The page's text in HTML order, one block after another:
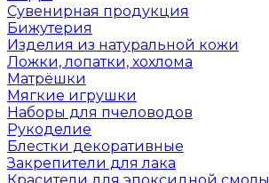
Сувенирная продукция
Бижутерия
Изделия из натуральной кожи
Ложки, лопатки, хохлома
Матрёшки
Мягкие игрушки
Наборы для пчеловодов
Рукоделие
Блестки декоративные
Закрепители для лака